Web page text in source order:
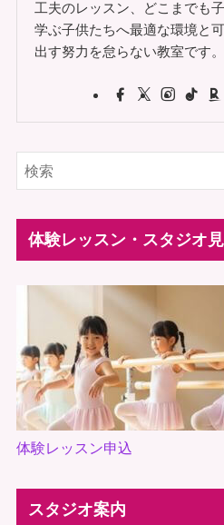
工夫のレッスン、どこまでも
学ぶ子供たちへ最適な環境と
出す努力を怠らない教室です。
体験レッスン・スタジオ
体験レッスン申込
スタジオ案内